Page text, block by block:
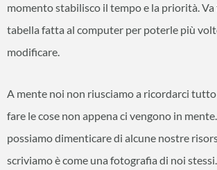
momento stabilisco il tempo e la priorità.
tabella fatta al computer per poterle più
modificare.
A mente noi non riusciamo a ricordarci
fare le cose non appena ci vengono in
possiamo dimenticare di alcune nostre
scriviamo è come una fotografia di noi